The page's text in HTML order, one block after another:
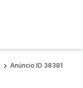
Anúncio ID 38381